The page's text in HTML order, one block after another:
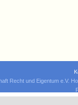
Recht und Eigentum e.V.